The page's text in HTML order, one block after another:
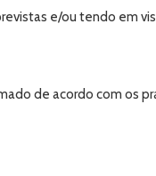
e/ou tendo em
de acordo com os